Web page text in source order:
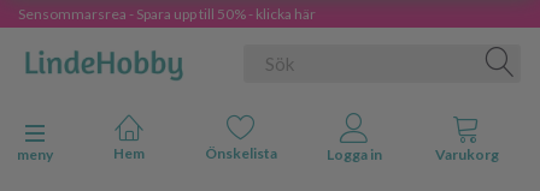
Sensommarsrea - Spara upp till 50% - klicka här
Ändra navigering
meny